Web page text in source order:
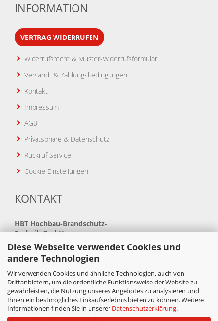
Diese Webseite verwendet Cookies und
andere Technologien
Wir verwenden Cookies und ähnliche Technologien, auch von
Drittanbietern, um die ordentliche Funktionsweise der Website zu
gewährleisten, die Nutzung unseres Angebotes zu analysieren und
Ihnen ein bestmögliches Einkaufserlebnis bieten zu können. Weitere
Informationen finden Sie in unserer Datenschutzerklärung.
INFORMATION
VERTRAG WIDERRUFEN
Widerrufsrecht & Muster-Widerrufsformular
Versand- & Zahlungsbedingungen
Kontakt
Impressum
AGB
Privatsphäre & Datenschutz
Rückruf Service
Cookie Einstellungen
KONTAKT
HBT Hochbau-Brandschutz-
Technik GmbH
Neue Bahnhofstraße 41
34621 Frielendorf
Telefon: +49(0)5684 99880
Telefax: +49(0)5684 998888
info@hbt-brandschutz.de